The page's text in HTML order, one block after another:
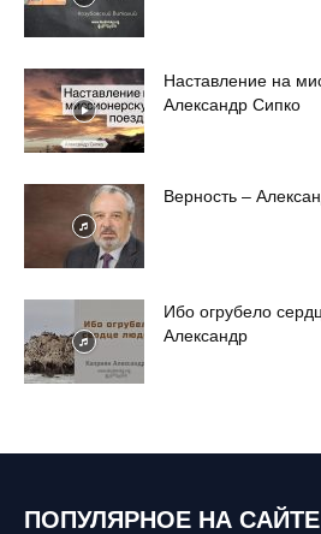
Наставление на
Александр Сипко
Верность –
Ибо огрубело
Александр
ПОПУЛЯРНОЕ НА САЙТЕ